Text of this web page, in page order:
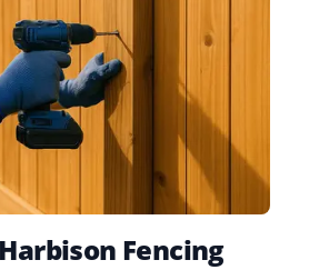
Fencing